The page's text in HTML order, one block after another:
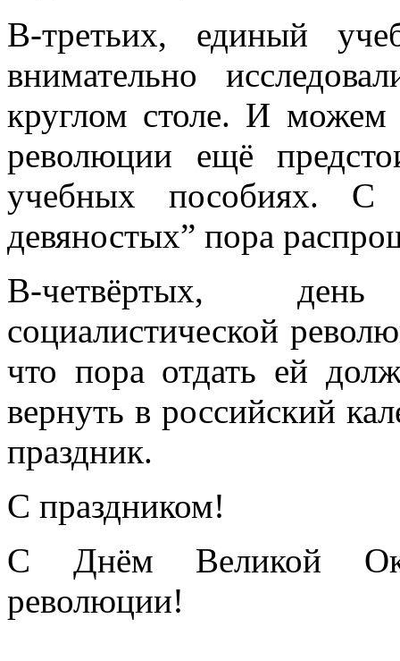
В-третьих, единый
внимательно
круглом столе. И можем
революции ещё
учебных пособиях. С
девяностых” пора
В-четвёртых,
социалистической
что пора отдать ей
вернуть в российский
праздник.
С праздником!
С Днём Великой
революции!